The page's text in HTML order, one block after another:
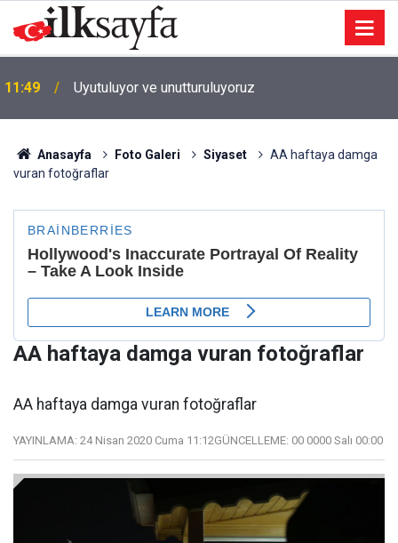
11:30
işlemleri cumartesi de yapılabiliyor
Anasayfa Foto Galeri Siyaset
AA haftaya damga
vuran fotoğraflar
AA haftaya damga vuran fotoğraflar
AA haftaya damga vuran fotoğraflar
YAYINLAMA: 24 Nisan 2020 Cuma 11:12GÜNCELLEME: 00 0000 Salı 00:00